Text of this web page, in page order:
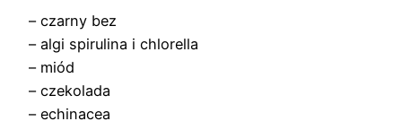
– czarny bez
– algi spirulina i chlorella
– miód
– czekolada
– echinacea